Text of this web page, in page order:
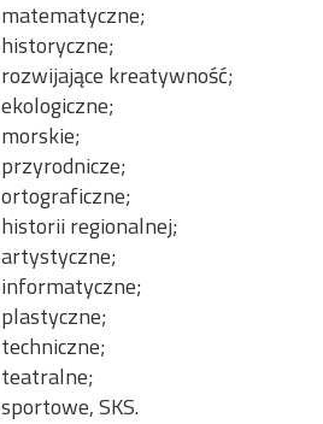
matematyczne;
historyczne;
rozwijające kreatywność;
ekologiczne;
morskie;
przyrodnicze;
ortograficzne;
historii regionalnej;
artystyczne;
informatyczne;
plastyczne;
techniczne;
teatralne;
sportowe, SKS.